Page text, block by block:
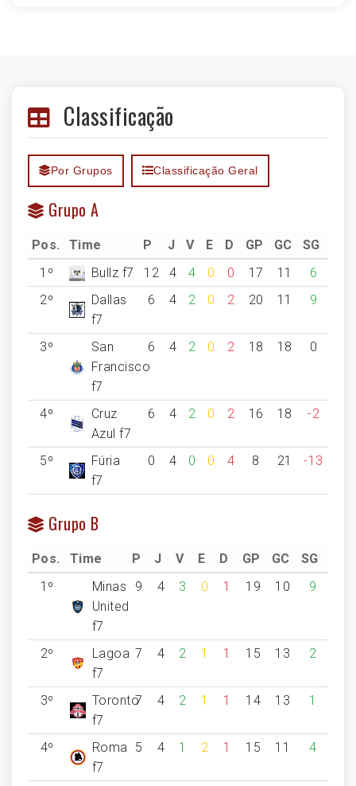
Classificação
Por Grupos Classificação Geral
Grupo A
Pos. Time P J V E D GP GC
SG
1º
Bullz f7 12 4 4 0 0 17 11
6
2º
Dallas
f7
6 4 2 0 2 20 11 9
3º
San
Francisco
f7
6 4 2 0 2 18 18 0
4º
Cruz
Azul f7
6 4 2 0 2 16 18 -2
5º
Fúria
f7
0 4 0 0 4 8 21 -13
Grupo B
Pos. Time P J V E D GP GC
SG
1º
Minas
United
f7
9 4 3 0 1 19 10 9
2º
Lagoa
f7
7 4 2 1 1 15 13 2
3º
Toronto
f7
7 4 2 1 1 14 13 1
4º
Roma
f7
5 4 1 2 1 15 11 4